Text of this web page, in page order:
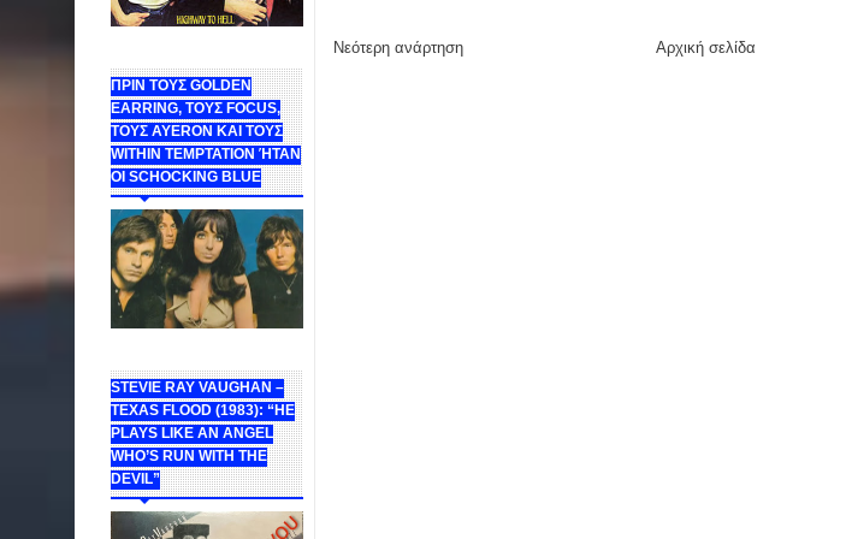
ΠΡΙΝ ΤΟΥΣ GOLDEN
EARRING, ΤΟΥΣ FOCUS,
ΤΟΥΣ ΑΥΕROΝ ΚΑΙ ΤΟΥΣ
WITHIN TEMPTATION ΉΤΑΝ
ΟΙ SCHOCKING BLUE
STEVIE RAY VAUGHAN –
TEXAS FLOOD (1983): “HE
PLAYS LIKE AN ANGEL
WHO’S RUN WITH THE
DEVIL”
Νεότερη ανάρτηση Αρχική σελίδα